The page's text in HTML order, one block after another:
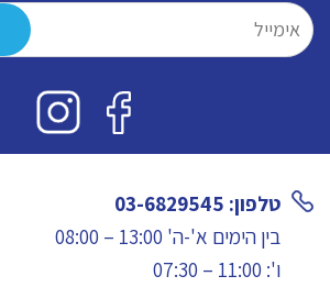
טלפון: 03-6829545
בין הימים א'-ה' 13:00 – 08:00
ו': 11:00 – 07:30